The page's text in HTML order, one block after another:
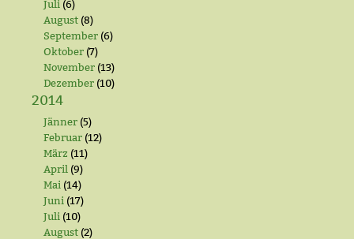
Juli (6)
August (8)
September (6)
Oktober (7)
November (13)
Dezember (10)
2014
Jänner (5)
Februar (12)
März (11)
April (9)
Mai (14)
Juni (17)
Juli (10)
August (2)